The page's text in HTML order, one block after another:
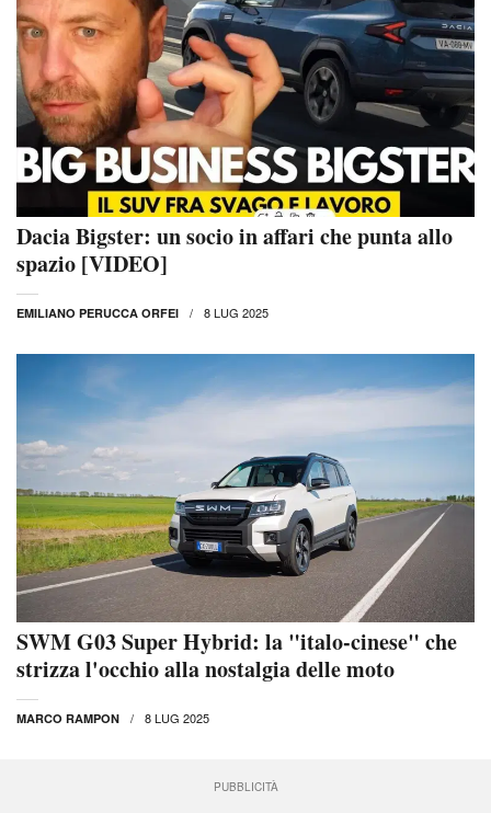
Dacia Bigster: un socio in affari che punta allo
spazio [VIDEO]
EMILIANO PERUCCA ORFEI 8 LUG 2025
SWM G03 Super Hybrid: la "italo-cinese" che
strizza l'occhio alla nostalgia delle moto
MARCO RAMPON 8 LUG 2025
PUBBLICITÀ